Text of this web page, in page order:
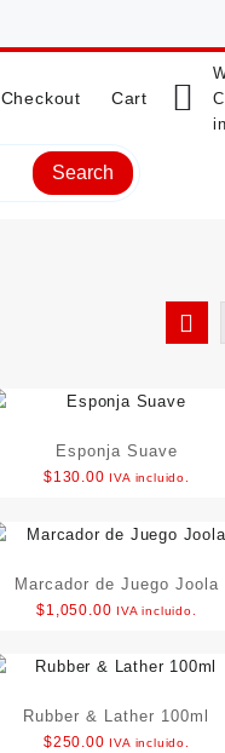
Checkout Cart
Search
Esponja Suave
$130.00 IVA incluido.
Marcador de Juego Joola
$1,050.00 IVA incluido.
Rubber & Lather 100ml
$250.00 IVA incluido.